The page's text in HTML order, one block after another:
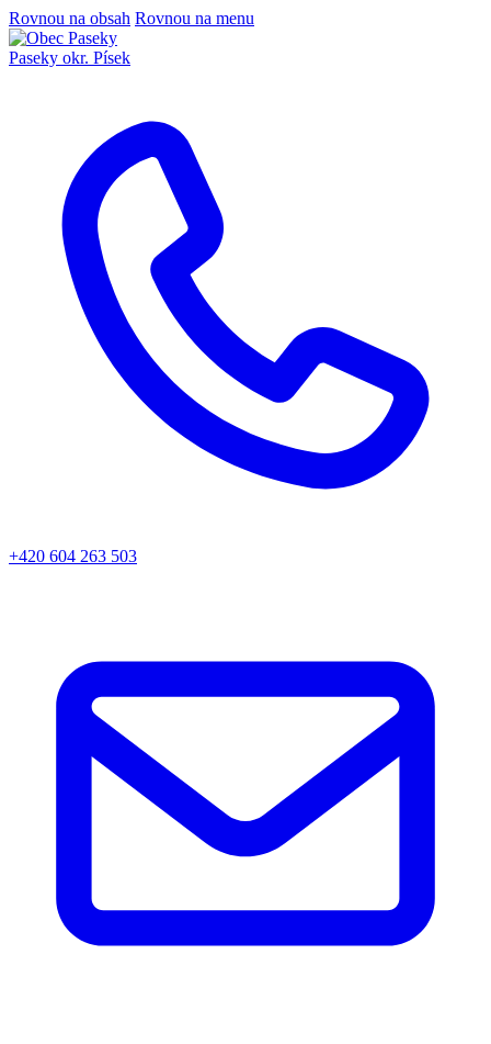
Rovnou na obsah Rovnou na menu
Paseky okr. Písek
+420 604 263 503